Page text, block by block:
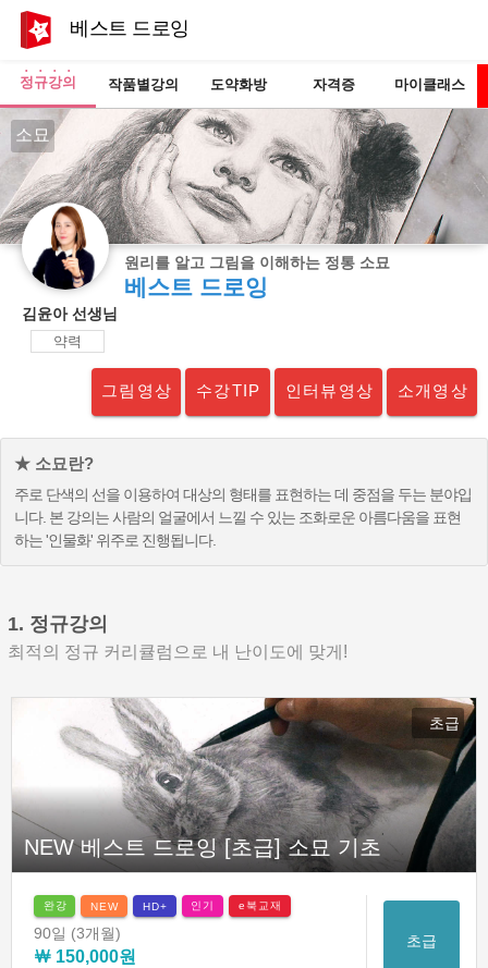
베스트 드로잉
정규강의 작품별강의 도약화방 자격증 마이클래스
소묘
원리를 알고 그림을 이해하는 정통 소묘
베스트 드로잉
김윤아 선생님
약력
그림영상 수강TIP 인터뷰영상 소개영상
★ 소묘란?
주로 단색의 선을 이용하여 대상의 형태를 표현하는 데 중점을 두는 분야입
니다. 본 강의는 사람의 얼굴에서 느낄 수 있는 조화로운 아름다움을 표현
하는 '인물화' 위주로 진행됩니다.
1. 정규강의
최적의 정규 커리큘럼으로 내 난이도에 맞게!
초급
NEW 베스트 드로잉 [초급] 소묘 기초
완강 NEW HD+ 인기 e북교재
90일 (3개월)
￦ 150,000원
초급